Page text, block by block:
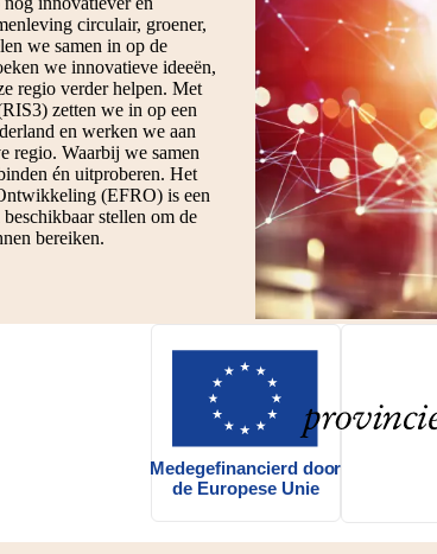
circulair, groener,
we samen in op de
we innovatieve ideeën,
regio verder helpen. Met
zetten we in op een
en werken we aan
regio. Waarbij we samen
én uitproberen. Het
(EFRO) is een
stellen om de
bereiken.